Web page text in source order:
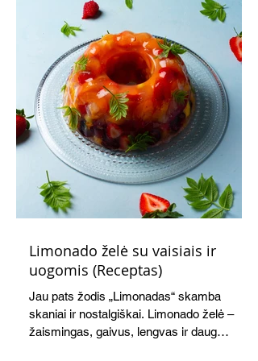
Limonado želė su vaisiais ir
uogomis (Receptas)
Jau pats žodis „Limonadas“ skamba
skaniai ir nostalgiškai. Limonado želė –
žaismingas, gaivus, lengvas ir daug